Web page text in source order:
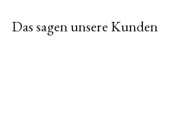
Das sagen unsere Kunden